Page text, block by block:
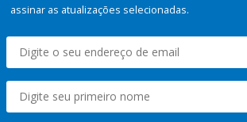
assinar as atualizações selecionadas.